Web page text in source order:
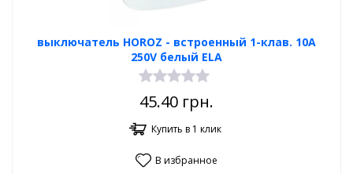
выключатель HOROZ - встроенный 1-клав. 10А
250V белый ELA
45.40 грн.
Купить в 1 клик
В избранное